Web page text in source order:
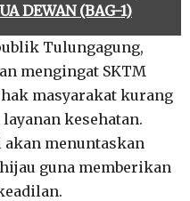
DEWAN (BAG-1)
Tulungagung,
mengingat SKTM
masyarakat kurang
kesehatan.
menuntaskan
guna memberikan